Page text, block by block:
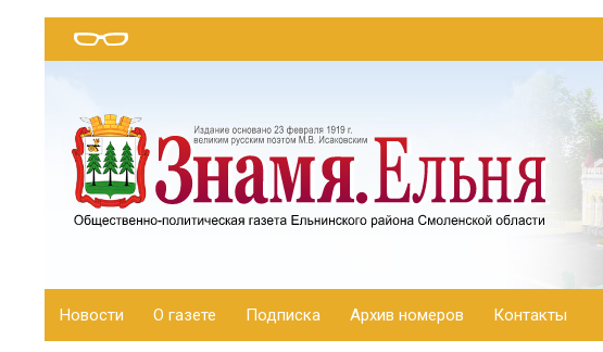
Новости О газете Подписка Архив номеров Контакты